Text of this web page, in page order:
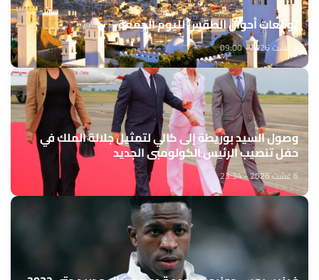
توقعات أحوال الطقس لليوم الجمعة
7 غشت 2026 - 09:00
وصول السيد بوريطة إلى كالي لتمثيل جلالة الملك في
حفل تنصيب الرئيس الكولومبي الجديد
6 غشت 2026 - 23:34